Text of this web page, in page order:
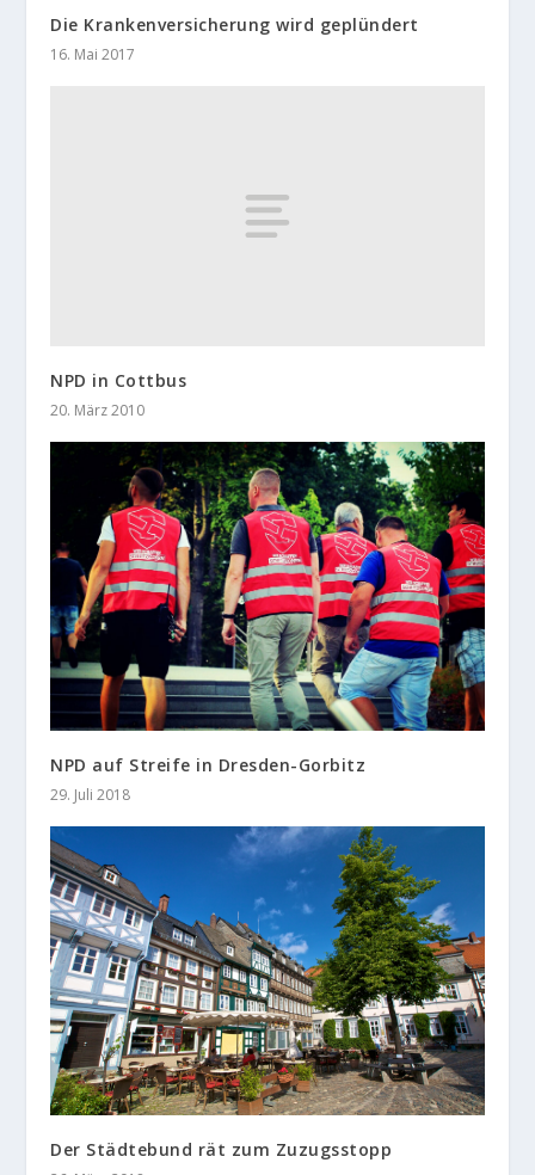
Die Krankenversicherung wird geplündert
16. Mai 2017
NPD in Cottbus
20. März 2010
NPD auf Streife in Dresden-Gorbitz
29. Juli 2018
Der Städtebund rät zum Zuzugsstopp